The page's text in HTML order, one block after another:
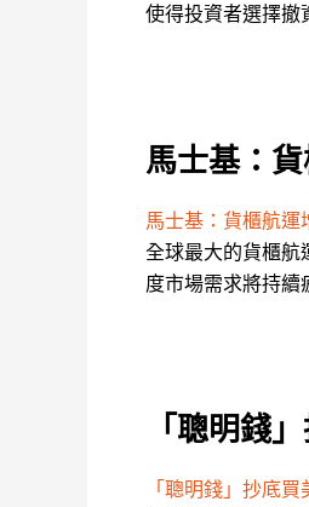
使得投資者選擇撤
馬士基：
馬士基：貨櫃航運
全球最大的貨櫃航
度市場需求將持續
「聰明錢
「聰明錢」抄底